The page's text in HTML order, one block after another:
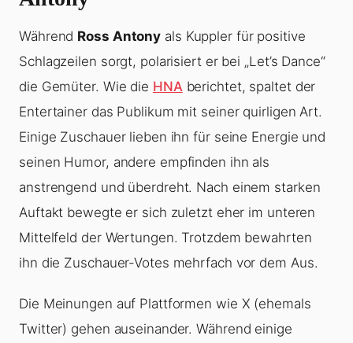
Während Ross Antony als Kuppler für positive
Schlagzeilen sorgt, polarisiert er bei „Let’s Dance“
die Gemüter. Wie die HNAberichtet, spaltet der
Entertainer das Publikum mit seiner quirligen Art.
Einige Zuschauer lieben ihn für seine Energie und
seinen Humor, andere empfinden ihn als
anstrengend und überdreht. Nach einem starken
Auftakt bewegte er sich zuletzt eher im unteren
Mittelfeld der Wertungen. Trotzdem bewahrten
ihn die Zuschauer-Votes mehrfach vor dem Aus.
Die Meinungen auf Plattformen wie X (ehemals
Twitter) gehen auseinander. Während einige